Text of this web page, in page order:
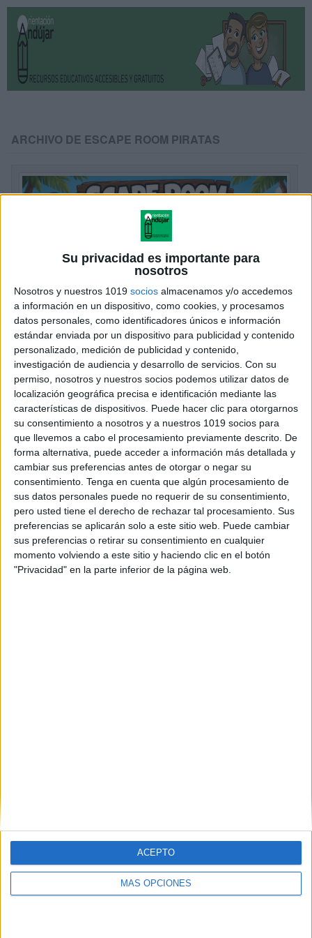
Su privacidad es importante para
nosotros
Nosotros y nuestros 1019 socios almacenamos y/o accedemos
a información en un dispositivo, como cookies, y procesamos
datos personales, como identificadores únicos e información
estándar enviada por un dispositivo para publicidad y contenido
personalizado, medición de publicidad y contenido,
investigación de audiencia y desarrollo de servicios. Con su
permiso, nosotros y nuestros socios podemos utilizar datos de
localización geográfica precisa e identificación mediante las
características de dispositivos. Puede hacer clic para otorgarnos
su consentimiento a nosotros y a nuestros 1019 socios para
que llevemos a cabo el procesamiento previamente descrito. De
forma alternativa, puede acceder a información más detallada y
cambiar sus preferencias antes de otorgar o negar su
consentimiento. Tenga en cuenta que algún procesamiento de
sus datos personales puede no requerir de su consentimiento,
pero usted tiene el derecho de rechazar tal procesamiento. Sus
preferencias se aplicarán solo a este sitio web. Puede cambiar
sus preferencias o retirar su consentimiento en cualquier
momento volviendo a este sitio y haciendo clic en el botón
"Privacidad" en la parte inferior de la página web.
MÁS OPCIONES
ACEPTO
ARCHIVO DE ESCAPE ROOM PIRATAS
SCAPE ROOM PIRATAS primaria
Publicado el 19 junio, 2026
Si buscas una actividad diferente, motivadora y capaz
de convertir el aula en una auténtica aventura, este
Scape Room Pirata para Primaria es una propuesta
perfecta. A través de una […]
SEGUIR LEYENDO
Suscribir